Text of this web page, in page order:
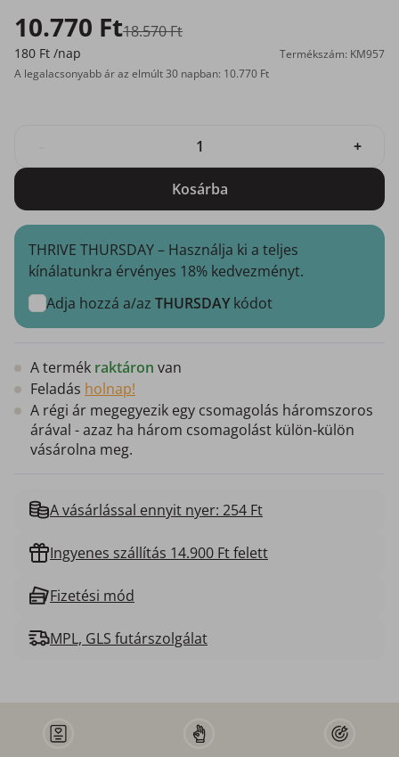
10.770 Ft18.570 Ft
180 Ft /nap
Termékszám: KM957
A legalacsonyabb ár az elmúlt 30 napban: 10.770 Ft
+
Kosárba
THRIVE THURSDAY – Használja ki a teljes
kínálatunkra érvényes 18% kedvezményt.
Adja hozzá a/az THURSDAY kódot
A termék raktáron van
Feladás holnap!
A régi ár megegyezik egy csomagolás háromszoros
árával - azaz ha három csomagolást külön-külön
vásárolna meg.
A vásárlással ennyit nyer: 254 Ft
Ingyenes szállítás 14.900 Ft felett
Fizetési mód
MPL, GLS futárszolgálat